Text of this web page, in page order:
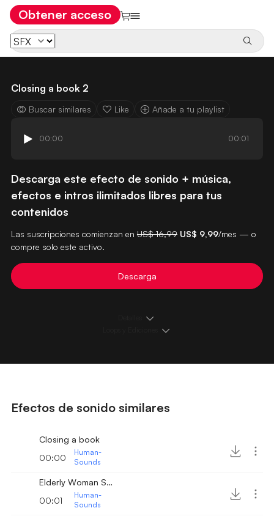
Obtener acceso
Closing a book 2
Buscar similares Like Añade a tu playlist
00:00 00:01
Descarga este efecto de sonido + música,
efectos e intros ilimitados libres para tus
contenidos
Las suscripciones comienzan en US$ 16,99 US$ 9,99/mes — o
compre solo este activo.
Descarga
Efectos de sonido similares
Closing a book
00:00
Human-
Sounds
Elderly Woman Sneezing
00:01
Human-
Sounds